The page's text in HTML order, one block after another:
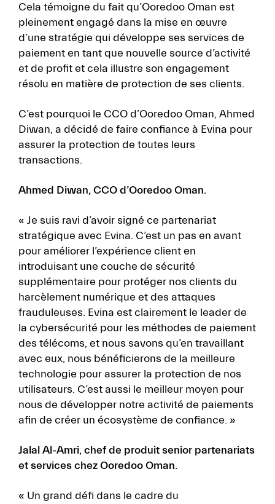
Cela témoigne du fait qu’Ooredoo Oman est
pleinement engagé dans la mise en œuvre
d’une stratégie qui développe ses services de
paiement en tant que nouvelle source d’activité
et de profit et cela illustre son engagement
résolu en matière de protection de ses clients.
C’est pourquoi le CCO d’Ooredoo Oman, Ahmed
Diwan, a décidé de faire confiance à Evina pour
assurer la protection de toutes leurs
transactions.
Ahmed Diwan, CCO d’Ooredoo Oman.
« Je suis ravi d’avoir signé ce partenariat
stratégique avec Evina. C’est un pas en avant
pour améliorer l’expérience client en
introduisant une couche de sécurité
supplémentaire pour protéger nos clients du
harcèlement numérique et des attaques
frauduleuses. Evina est clairement le leader de
la cybersécurité pour les méthodes de paiement
des télécoms, et nous savons qu’en travaillant
avec eux, nous bénéficierons de la meilleure
technologie pour assurer la protection de nos
utilisateurs. C’est aussi le meilleur moyen pour
nous de développer notre activité de paiements
afin de créer un écosystème de confiance. »
Jalal Al-Amri, chef de produit senior partenariats
et services chez Ooredoo Oman.
« Un grand défi dans le cadre du